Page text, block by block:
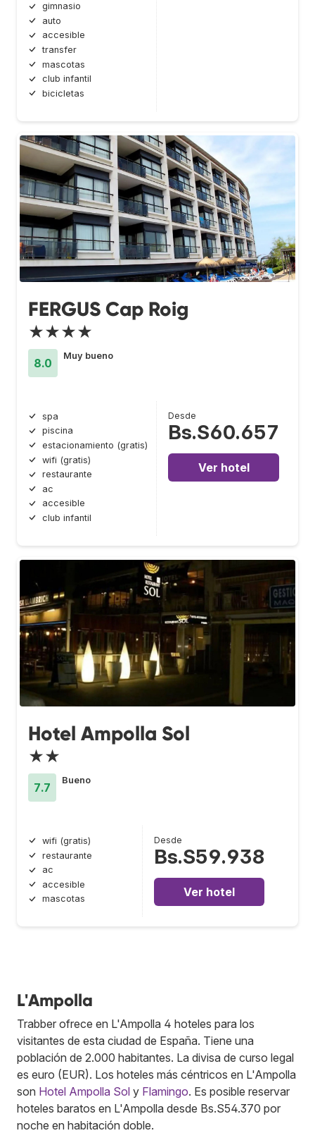
gimnasio
auto
accesible
transfer
mascotas
club infantil
bicicletas
FERGUS Cap Roig
★★★★
8.0
Muy bueno
spa
piscina
estacionamiento (gratis)
wifi (gratis)
restaurante
ac
accesible
club infantil
Desde
Bs.S60.657
Ver hotel
Hotel Ampolla Sol
★★
7.7
Bueno
wifi (gratis)
restaurante
ac
accesible
mascotas
Desde
Bs.S59.938
Ver hotel
L'Ampolla
Trabber ofrece en L'Ampolla 4 hoteles para los
visitantes de esta ciudad de España. Tiene una
población de 2.000 habitantes. La divisa de curso legal
es euro (EUR). Los hoteles más céntricos en L'Ampolla
son Hotel Ampolla Sol y Flamingo. Es posible reservar
hoteles baratos en L'Ampolla desde Bs.S54.370 por
noche en habitación doble.